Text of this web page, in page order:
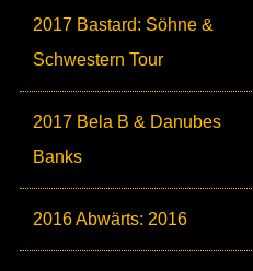
2017 Bastard: Söhne &
Schwestern Tour
2017 Bela B & Danubes
Banks
2016 Abwärts: 2016